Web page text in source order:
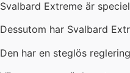
Svalbard Extreme är
Dessutom har Svalbard
Den har en steglös